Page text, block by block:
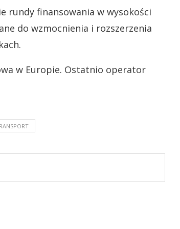
rundy finansowania w wysokości
do wzmocnienia i rozszerzenia
w Europie. Ostatnio operator